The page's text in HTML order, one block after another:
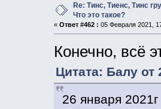
Re: Тинс, Тиенс, Тинс
Что это такое?
« Ответ #462 : 05 Февраля 2021,
Конечно, всё
Цитата: Балу от
26 января